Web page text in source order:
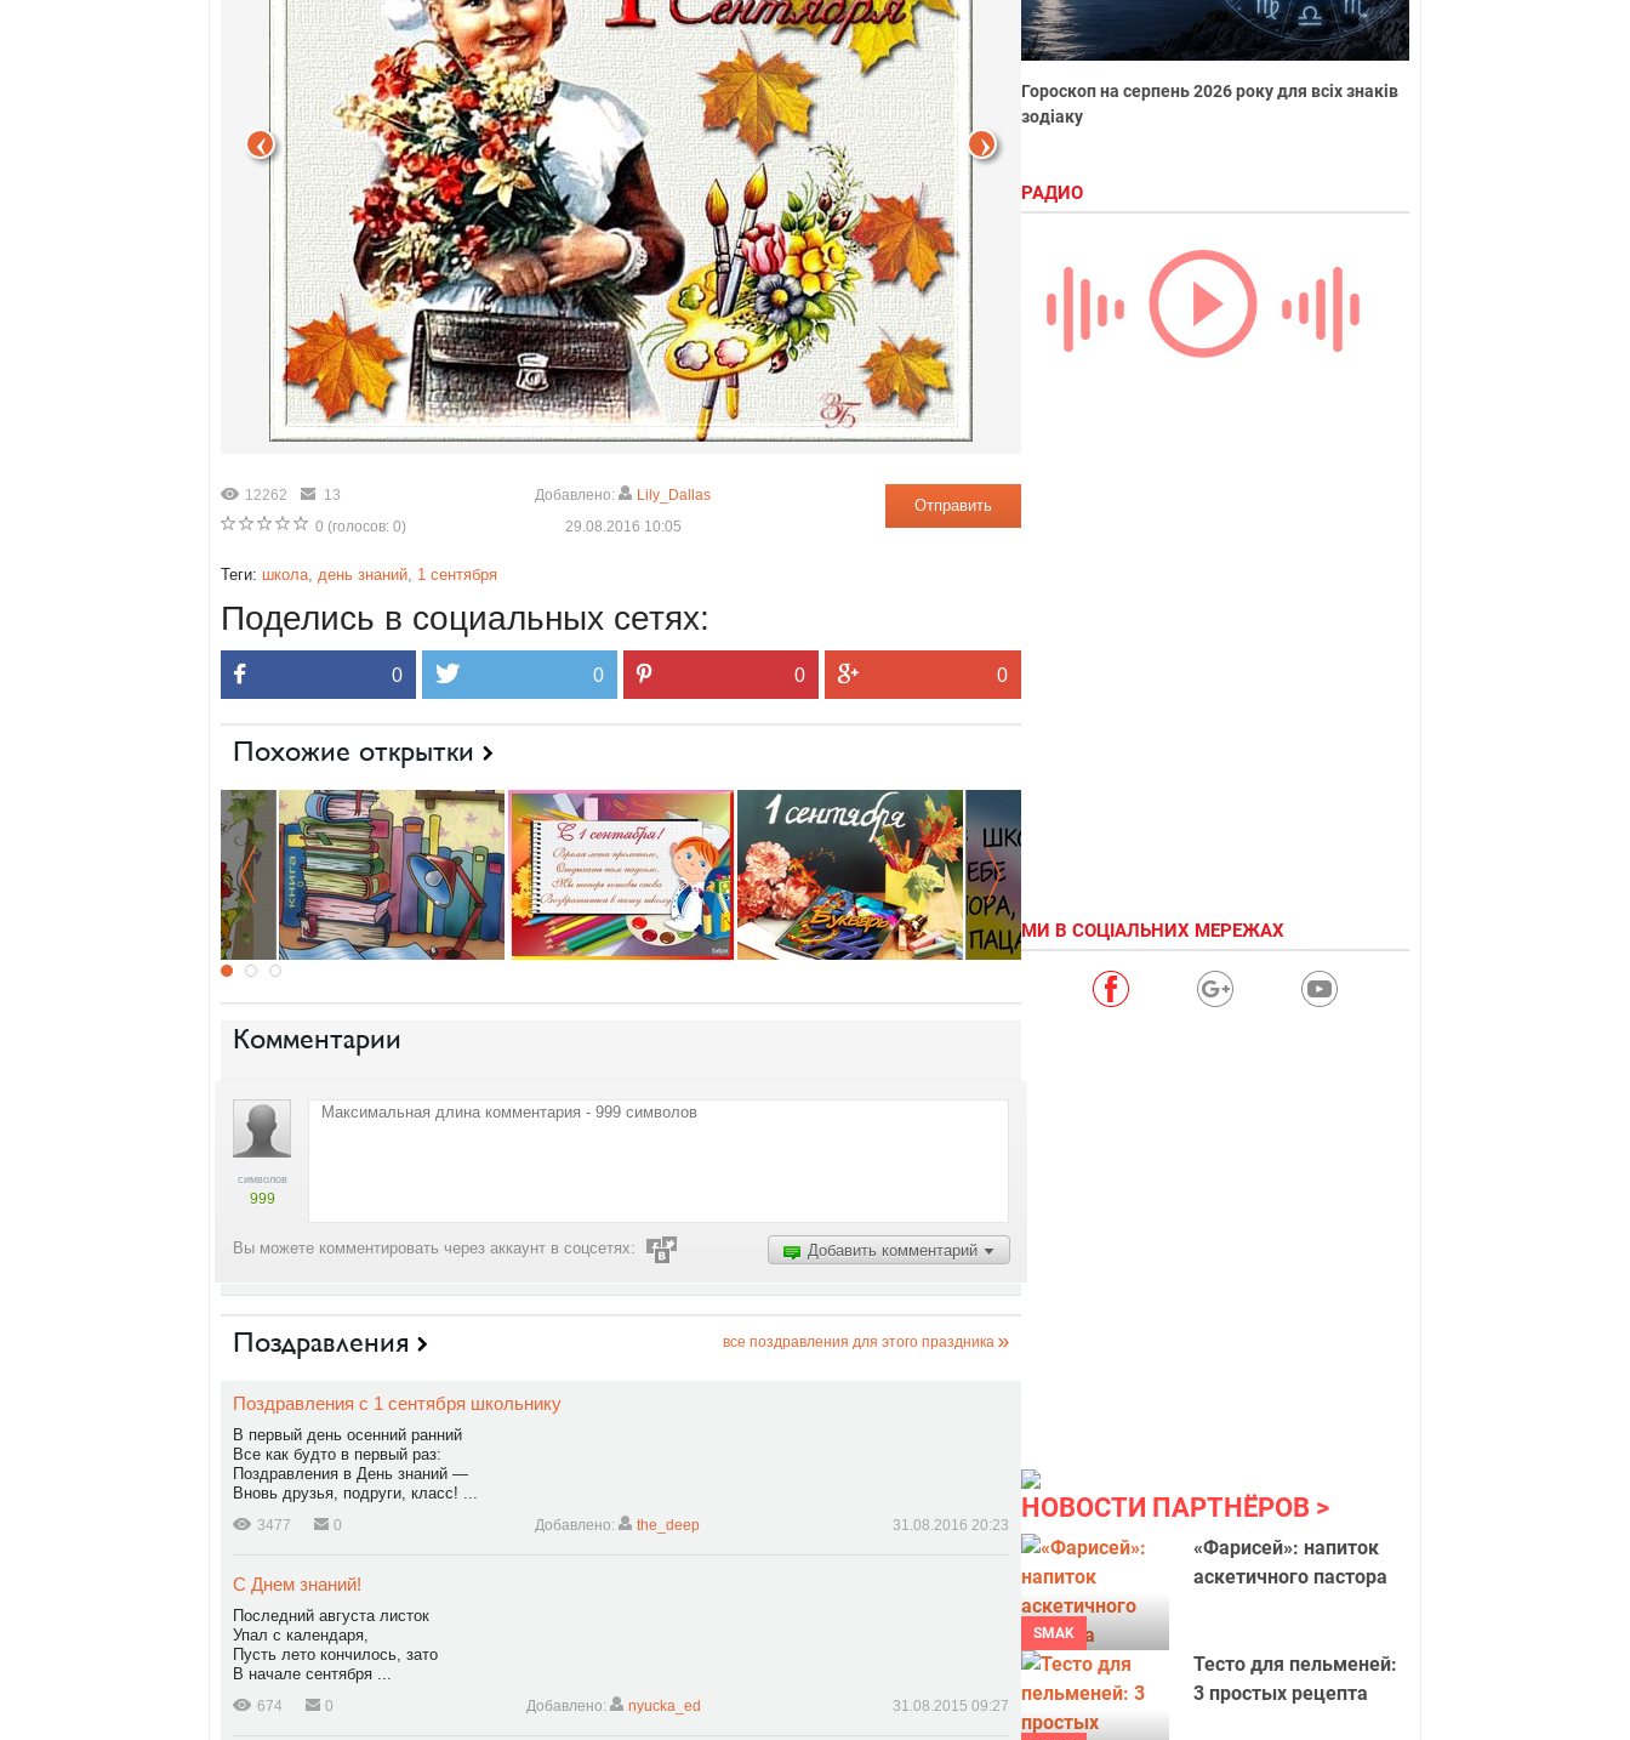
12262
13
0 (голосов: 0)
Отправить
Добавлено:
Lily_Dallas
29.08.2016 10:05
Теги: школа, день знаний, 1 сентября
Поделись в социальных сетях:
0 0 0 0
Похожие открытки
Комментарии
символов
999
Добавить комментарий
Вы можете комментировать через аккаунт в соцсетях:
Поздравления все поздравления для этого праздника
Поздравления с 1 сентября школьнику
В первый день осенний ранний
Все как будто в первый раз:
Поздравления в День знаний —
Вновь друзья, подруги, класс! ...
3477 0 Добавлено: the_deep 31.08.2016 20:23
С Днем знаний!
Последний августа листок
Упал с календаря,
Пусть лето кончилось, зато
В начале сентября ...
674 0 Добавлено: nyucka_ed 31.08.2015 09:27
Гороскоп на серпень 2026 року для всіх знаків
зодіаку
РАДИО
МИ В СОЦІАЛЬНИХ МЕРЕЖАХ
НОВОСТИ ПАРТНЁРОВ
SMAK
«Фарисей»: напиток
аскетичного пастора
Тесто для пельменей:
3 простых рецепта